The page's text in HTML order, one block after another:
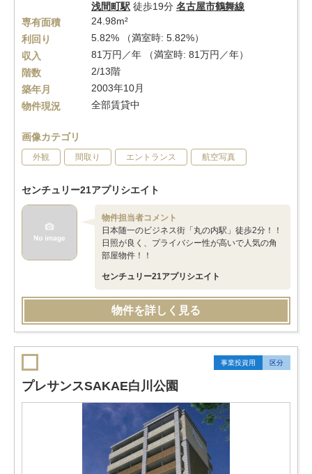
浅間町駅 徒歩19分 名古屋市鶴舞線
専有面積
24.98m²
利回り
5.82% （満室時: 5.82%）
収入
81万円／年 （満室時: 81万円／年）
階数
2/13階
築年月
2003年10月
物件現況
全部賃貸中
画像カテゴリ
外観 間取り エントランス 航空写真
センチュリー21アプリシエイト
物件担当者コメント
日本随一のビジネス街「丸の内駅」徒歩2分！！
日照が良く、プライバシー性が高いで人気の角
部屋物件！！
センチュリー21アプリシエイト
物件を詳しく見る
事業投資用 区分
プレサンスSAKAE白川公園